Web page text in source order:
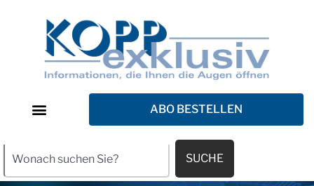
ABO BESTELLEN
SUCHE